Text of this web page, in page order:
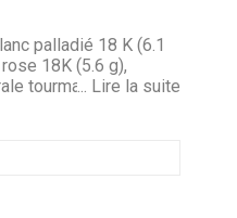
palladié 18 K (6.1
18K (5.6 g),
tourmaline rose,
... Lire la suite